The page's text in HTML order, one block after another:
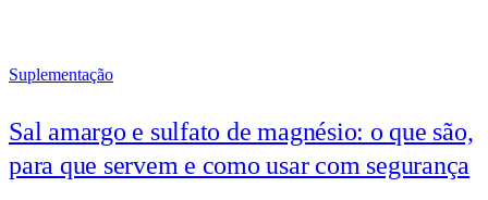
Suplementação
Sal amargo e sulfato de magnésio: o que são,
para que servem e como usar com segurança